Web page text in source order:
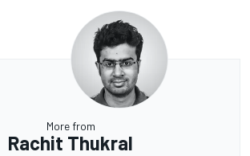
More from
Rachit Thukral